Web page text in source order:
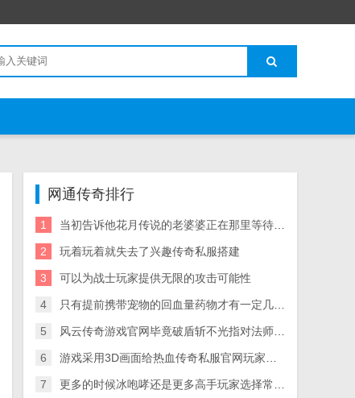
网通传奇排行
1 当初告诉他花月传说的老婆婆正在那里等待着少女的到来
2 玩着玩着就失去了兴趣传奇私服搭建
3 可以为战士玩家提供无限的攻击可能性
4 只有提前携带宠物的回血量药物才有一定几率杀死厉害的boss
5 风云传奇游戏官网毕竟破盾斩不光指对法师的魔法盾
6 游戏采用3D画面给热血传奇私服官网玩家最真实的战斗体验
7 更多的时候冰咆哮还是更多高手玩家选择常用的技能